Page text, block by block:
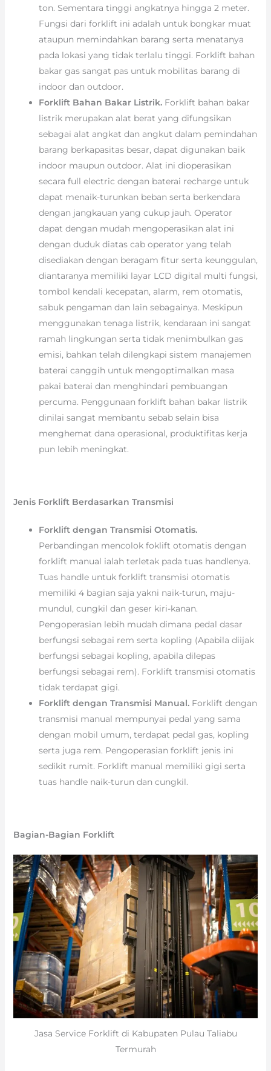
ton. Sementara tinggi angkatnya hingga 2 meter.
Fungsi dari forklift ini adalah untuk bongkar muat
ataupun memindahkan barang serta menatanya
pada lokasi yang tidak terlalu tinggi. Forklift bahan
bakar gas sangat pas untuk mobilitas barang di
indoor dan outdoor.
Forklift Bahan Bakar Listrik. Forklift bahan bakar
listrik merupakan alat berat yang difungsikan
sebagai alat angkat dan angkut dalam pemindahan
barang berkapasitas besar, dapat digunakan baik
indoor maupun outdoor. Alat ini dioperasikan
secara full electric dengan baterai recharge untuk
dapat menaik-turunkan beban serta berkendara
dengan jangkauan yang cukup jauh. Operator
dapat dengan mudah mengoperasikan alat ini
dengan duduk diatas cab operator yang telah
disediakan dengan beragam fitur serta keunggulan,
diantaranya memiliki layar LCD digital multi fungsi,
tombol kendali kecepatan, alarm, rem otomatis,
sabuk pengaman dan lain sebagainya. Meskipun
menggunakan tenaga listrik, kendaraan ini sangat
ramah lingkungan serta tidak menimbulkan gas
emisi, bahkan telah dilengkapi sistem manajemen
baterai canggih untuk mengoptimalkan masa
pakai baterai dan menghindari pembuangan
percuma. Penggunaan forklift bahan bakar listrik
dinilai sangat membantu sebab selain bisa
menghemat dana operasional, produktifitas kerja
pun lebih meningkat.
Jenis Forklift Berdasarkan Transmisi
Forklift dengan Transmisi Otomatis.
Perbandingan mencolok foklift otomatis dengan
forklift manual ialah terletak pada tuas handlenya.
Tuas handle untuk forklift transmisi otomatis
memiliki 4 bagian saja yakni naik-turun, maju-
mundul, cungkil dan geser kiri-kanan.
Pengoperasian lebih mudah dimana pedal dasar
berfungsi sebagai rem serta kopling (Apabila diijak
berfungsi sebagai kopling, apabila dilepas
berfungsi sebagai rem). Forklift transmisi otomatis
tidak terdapat gigi.
Forklift dengan Transmisi Manual.Forklift dengan
transmisi manual mempunyai pedal yang sama
dengan mobil umum, terdapat pedal gas, kopling
serta juga rem. Pengoperasian forklift jenis ini
sedikit rumit. Forklift manual memiliki gigi serta
tuas handle naik-turun dan cungkil.
Bagian-Bagian Forklift
Jasa Service Forklift di Kabupaten Pulau Taliabu
Termurah